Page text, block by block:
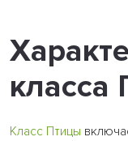
класса
Класс Птицы